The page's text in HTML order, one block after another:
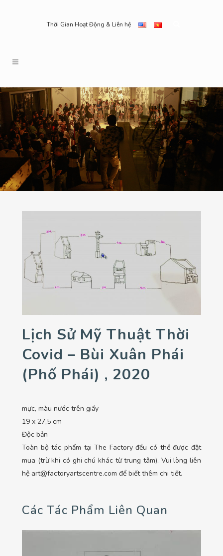
Thời Gian Hoạt Động & Liên hệ
Lịch Sử Mỹ Thuật Thời
Covid – Bùi Xuân Phái
(phố Phái) , 2020
mực, màu nước trên giấy
19 x 27,5 cm
Độc bản
Toàn bộ tác phẩm tại The Factory đều có thể được đặt
mua (trừ khi có ghi chú khác từ trung tâm). Vui lòng liên
hệ art@factoryartscentre.com để biết thêm chi tiết.
Các Tác Phẩm Liên Quan